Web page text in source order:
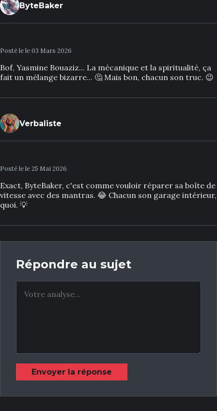
ByteBaker
Posté le le 03 Mars 2026
Bof, Yasmine Bouaziz... La mécanique et la spiritualité, ça
fait un mélange bizarre... 🤔 Mais bon, chacun son truc. 😉
Verbaliste
Posté le le 25 Mai 2026
Exact, ByteBaker, c'est comme vouloir réparer sa boîte de
vitesse avec des mantras. 😂 Chacun son garage intérieur,
quoi. 💡
Répondre au sujet
Envoyer la réponse